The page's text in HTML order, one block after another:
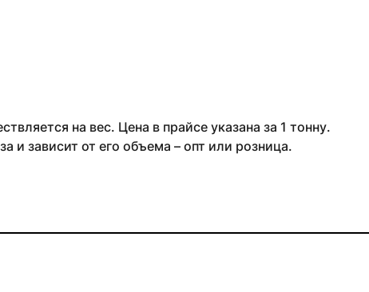
на вес. Цена в прайсе указана за 1 тонну.
и зависит от его объема – опт или розница.